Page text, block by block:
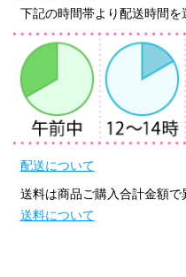
下記の時間帯より配送時間を
配送について
送料は商品ご購入合計金額で
送料について